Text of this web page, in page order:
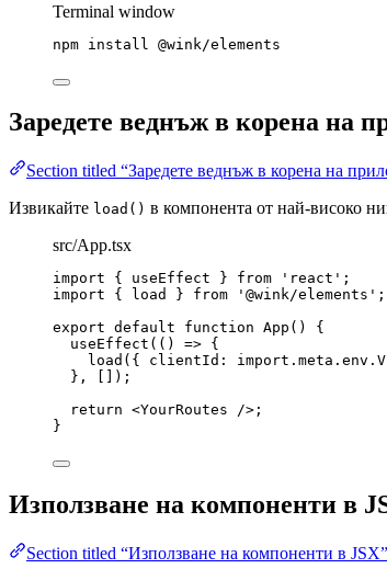
Terminal window
npm install @wink/elements
Заредете веднъж в корена на
Section titled “Заредете веднъж в корена на
Извикайте load() в компонента от най-високо
src/App.tsx
import { useEffect } from ' react ' ;
import { load } from ' @wink/elements ' ;
export default function App ()
{
useEffect ( () => {
load ({ clientId: import. meta . env .
} ,
[]);
return <YourRoutes /> ;
}
Използване на компоненти в
Section titled “Използване на компоненти в JSX”